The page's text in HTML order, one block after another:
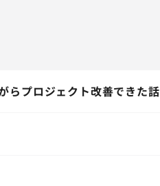
らプロジェクト改善できた話